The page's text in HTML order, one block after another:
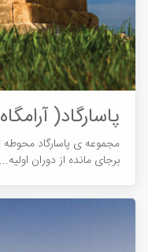
پاسارگاد(
مجموعه ی پاسارگاد محوطه
برجای مانده از دوران اولیه...